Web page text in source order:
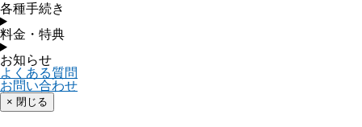
各種手続き
料金・特典
お知らせ
よくある質問
お問い合わせ
× 閉じる